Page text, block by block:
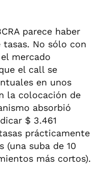
parece haber
No sólo con
mercado
el call se
en unos
la colocación de
absorbió
$ 3.461
prácticamente
(una suba de 10
más cortos).